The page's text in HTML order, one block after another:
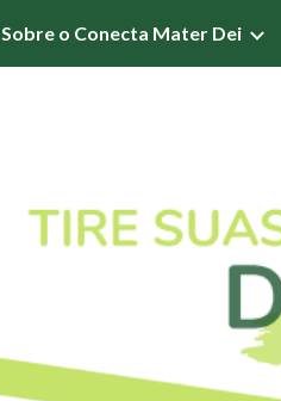
Skip to main content
Sobre o Conecta Mater Dei